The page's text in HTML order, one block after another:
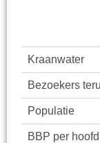
Kraanwater
Bezoekers
Populatie
BBP per hoofd